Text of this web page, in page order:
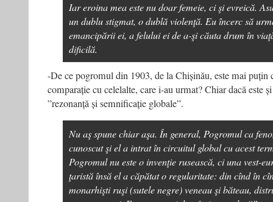
Iar eroina mea este nu doar femeie, ci şi evreică.
un dublu stigmat, o dublă violenţă. Eu încerc să
emancipării ei, a felului ei de a-şi căuta drum în
dificilă.
-De ce pogromul din 1903, de la Chișinău, este mai puțin
comparație cu celelalte, care i-au urmat? Chiar dacă este
”rezonanță și semnificație globale”.
Nu aş spune chiar aşa. În general, Pogromul ca
cunoscut şi el a intrat în circuitul global cu acest
Pogromul nu este o invenţie rusească, ci una vest-
ţaristă însă el a căpătat o regularitate: din cînd în
monarhişti ruşi (sutele negre) veneau şi băteau,